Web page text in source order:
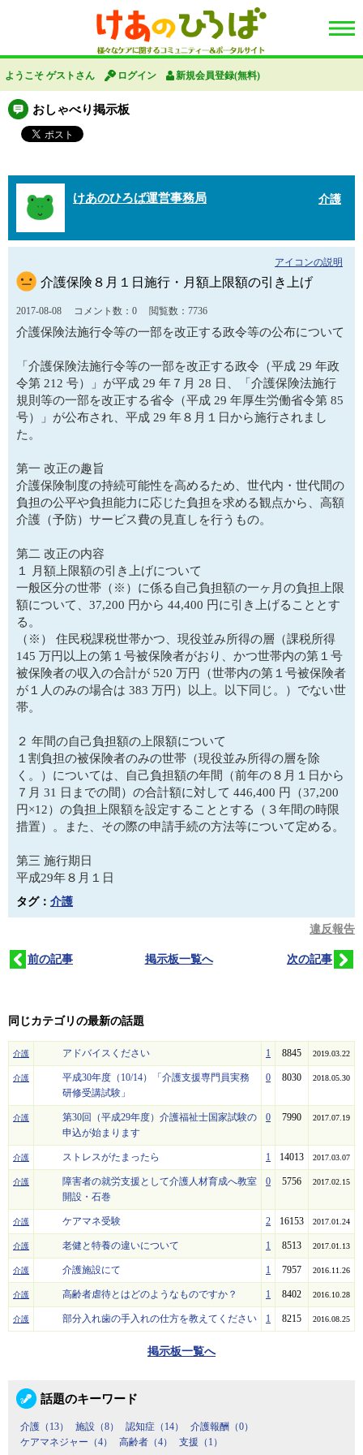
ようこそ ゲストさん ログイン 新規会員登録(無料)
おしゃべり掲示板
けあのひろば運営事務局 介護
介護保険８月１日施行・月額上限額の引き上げ
2017-08-08 コメント数：0 閲覧数：7736
介護保険法施行令等の一部を改正する政令等の公布について
「介護保険法施行令等の一部を改正する政令（平成 29 年政
令第 212 号）」が平成 29 年７月 28 日、「介護保険法施行
規則等の一部を改正する省令（平成 29 年厚生労働省令第 85
号）」が公布され、平成 29 年８月１日から施行されまし
た。
第一 改正の趣旨
介護保険制度の持続可能性を高めるため、世代内・世代間の
負担の公平や負担能力に応じた負担を求める観点から、高額
介護（予防）サービス費の見直しを行うもの。
第二 改正の内容
１ 月額上限額の引き上げについて
一般区分の世帯（※）に係る自己負担額の一ヶ月の負担上限
額について、37,200 円から 44,400 円に引き上げることとす
る。
（※） 住民税課税世帯かつ、現役並み所得の層（課税所得
145 万円以上の第１号被保険者がおり、かつ世帯内の第１号
被保険者の収入の合計が 520 万円（世帯内の第１号被保険者
が１人のみの場合は 383 万円）以上。以下同じ。）でない世
帯。
２ 年間の自己負担額の上限額について
１割負担の被保険者のみの世帯（現役並み所得の層を除
く。）については、自己負担額の年間（前年の８月１日から
７月 31 日までの間）の合計額に対して 446,400 円（37,200
円×12）の負担上限額を設定することとする（３年間の時限
措置）。また、その際の申請手続の方法等について定める。
第三 施行期日
平成29年８月１日
タグ： 介護
アイコンの説明
違反報告
前の記事 掲示板一覧へ 次の記事
同じカテゴリの最新の話題
介護 アドバイスください 1 8845 2019.03.22
介護
平成30年度（10/14）「介護支援専門員実務
研修受講試験」
0 8030 2018.05.30
介護
第30回（平成29年度）介護福祉士国家試験の
申込が始まります
0 7990 2017.07.19
介護 ストレスがたまったら 1 14013 2017.03.07
介護
障害者の就労支援として介護人材育成へ教室
開設・石巻
0 5756 2017.02.15
介護 ケアマネ受験 2 16153 2017.01.24
介護 老健と特養の違いについて 1 8513 2017.01.13
介護 介護施設にて 1 7957 2016.11.26
介護 高齢者虐待とはどのようなものですか？ 1 8402 2016.10.28
介護 部分入れ歯の手入れの仕方を教えてください 1 8215 2016.08.25
掲示板一覧へ
話題のキーワード
介護（13） 施設（8） 認知症（14）
介護報酬（0）
ケアマネジャー（4）
高齢者（4） 支援（1）